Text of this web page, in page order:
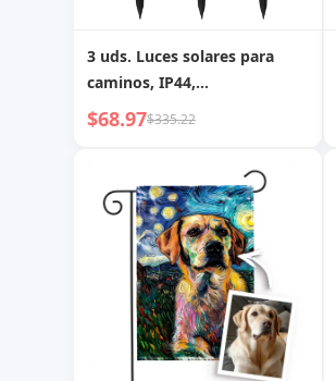
3 uds. Luces solares para
caminos, IP44,
impermeables, cambio de
color RGB para caminos,
de festivales
$68.97$335.22